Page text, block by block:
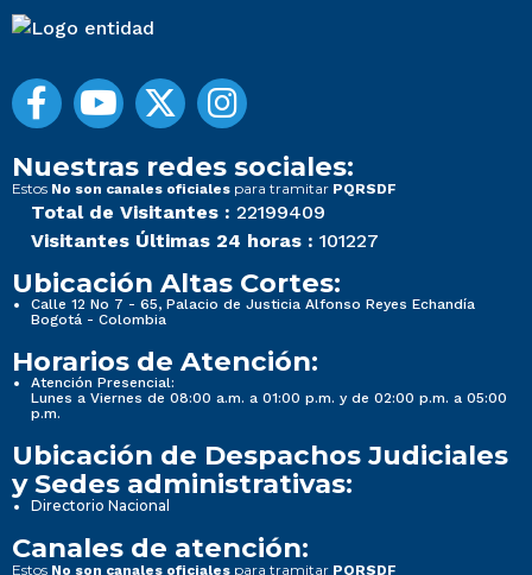
Nuestras redes sociales:
Estos No son canales oficiales para tramitar PQRSDF
Total de Visitantes : 22199409
Visitantes Últimas 24 horas : 101227
Ubicación Altas Cortes:
Calle 12 No 7 - 65, Palacio de Justicia Alfonso Reyes Echandía
Bogotá - Colombia
Horarios de Atención:
Atención Presencial:
Lunes a Viernes de 08:00 a.m. a 01:00 p.m. y de 02:00 p.m. a 05:00
p.m.
Ubicación de Despachos Judiciales
y Sedes administrativas:
Directorio Nacional
Canales de atención:
Estos No son canales oficiales para tramitar PQRSDF